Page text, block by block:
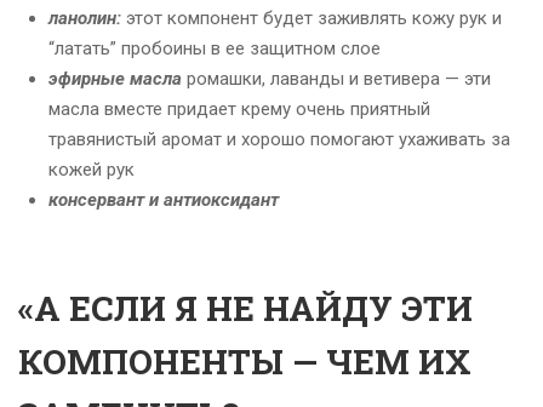
ланолин: этот компонент будет заживлять кожу рук и
“латать” пробоины в ее защитном слое
эфирные масла ромашки, лаванды и ветивера — эти
масла вместе придает крему очень приятный
травянистый аромат и хорошо помогают ухаживать за
кожей рук
консервант и антиоксидант
«А ЕСЛИ Я НЕ НАЙДУ ЭТИ
КОМПОНЕНТЫ — ЧЕМ ИХ